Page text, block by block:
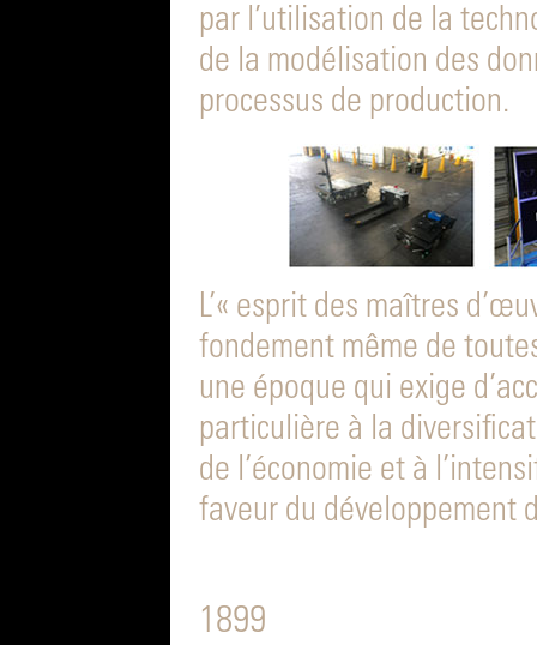
par l’utilisation de la
de la modélisation des
processus de production.
L’« esprit des maîtres
fondement même de
une époque qui exige
particulière à la
de l’économie et à
faveur du développement
1899